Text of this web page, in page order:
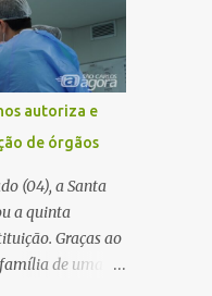
da
aconteceu
na praça de
De acordo
ônibus
ao entrar na
(AVI 20), a
a abertura
a frear o
P 360, que
autoriza e
de órgãos
(04), a Santa
a quinta
Graças ao
de uma